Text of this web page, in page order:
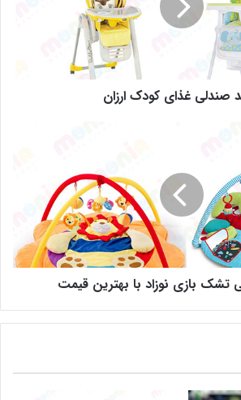
صندلی غذای کودک ارزان
تشک بازی نوزاد با بهترین قیمت